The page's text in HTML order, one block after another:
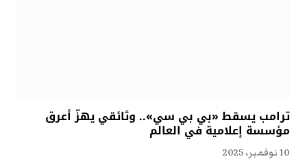
ترامب يسقط «بي بي سي».. وثائقي يهزّ أعرق
مؤسسة إعلامية في العالم
10 نوفمبر، 2025